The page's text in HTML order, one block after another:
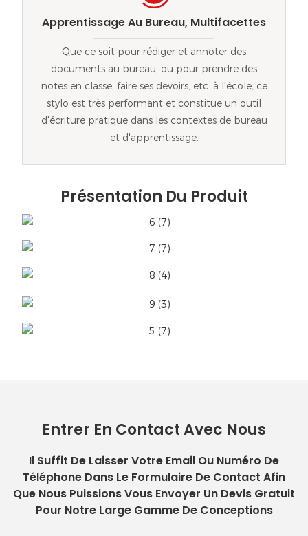
Apprentissage Au Bureau, Multifacettes
Que ce soit pour rédiger et annoter des
documents au bureau, ou pour prendre des
notes en classe, faire ses devoirs, etc. à l'école, ce
stylo est très performant et constitue un outil
d'écriture pratique dans les contextes de bureau
et d'apprentissage.
Présentation Du Produit
Entrer En Contact Avec Nous
Il Suffit De Laisser Votre Email Ou Numéro De
Téléphone Dans Le Formulaire De Contact Afin
Que Nous Puissions Vous Envoyer Un Devis Gratuit
Pour Notre Large Gamme De Conceptions